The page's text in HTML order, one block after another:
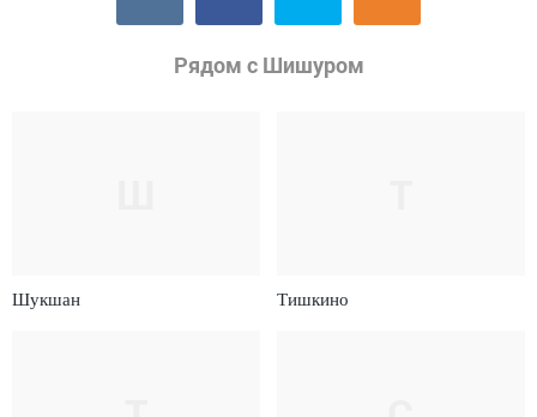
Рядом с Шишуром
Шукшан Тишкино